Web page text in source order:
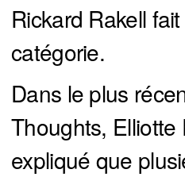
Rickard Rakell
catégorie.
Dans le plus
Thoughts, Elliotte
expliqué que